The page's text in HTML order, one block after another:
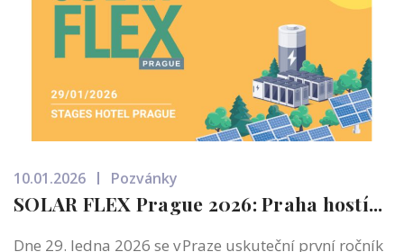
10.01.2026 Pozvánky
SOLAR FLEX Prague 2026: Praha hostí...
Dne 29. ledna 2026 se v Praze uskuteční první ročník